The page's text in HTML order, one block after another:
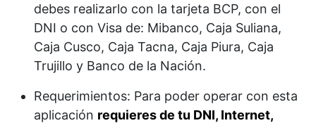
debes realizarlo con la tarjeta BCP, con el
DNI o con Visa de: Mibanco, Caja Suliana,
Caja Cusco, Caja Tacna, Caja Piura, Caja
Trujillo y Banco de la Nación.
Requerimientos: Para poder operar con esta
aplicación requieres de tu DNI, Internet,